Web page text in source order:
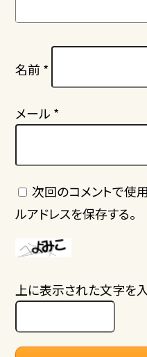
名前 *
メール *
次回のコメントで使
ルアドレスを保存する。
上に表示された文字を